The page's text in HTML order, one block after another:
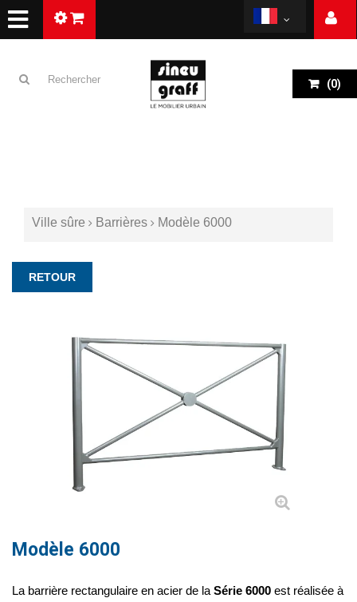
(0)
Ville sûre Barrières Modèle 6000
RETOUR
Modèle 6000
La barrière rectangulaire en acier de la Série 6000 est réalisée à